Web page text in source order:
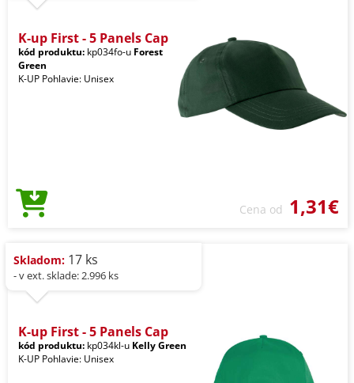
K-up First - 5 Panels Cap
kód produktu: kp034fo-u Forest
Green
K-UP Pohlavie: Unisex
Cena od 1,31€
Skladom: 17 ks
- v ext. sklade: 2.996 ks
K-up First - 5 Panels Cap
kód produktu: kp034kl-u Kelly Green
K-UP Pohlavie: Unisex